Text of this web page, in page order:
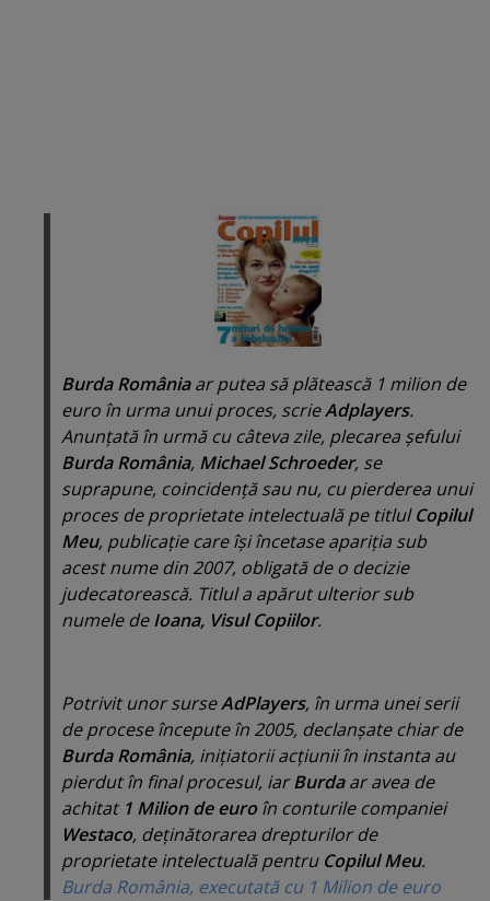
Burda Româniaar putea să plătească 1 milion de
euro în urma unui proces, scrieAdplayers.
Anunţată în urmă cu câteva zile, plecarea şefului
Burda România, Michael Schroeder, se
suprapune, coincidenţă sau nu, cu pierderea unui
proces de proprietate intelectuală pe titlulCopilul
Meu, publicaţie care îşi încetase apariţia sub
acest nume din 2007, obligată de o decizie
judecatorească. Titlul a apărut ulterior sub
numele deIoana, Visul Copiilor.
Potrivit unor surseAdPlayers, în urma unei serii
de procese începute în 2005, declanşate chiar de
Burda România, iniţiatorii acţiunii în instanta au
pierdut în final procesul, iarBurdaar avea de
achitat 1 Milion de euroîn conturile companiei
Westaco, deţinătorarea drepturilor de
proprietate intelectuală pentru Copilul Meu.
Burda România, executată cu 1 Milion de euro